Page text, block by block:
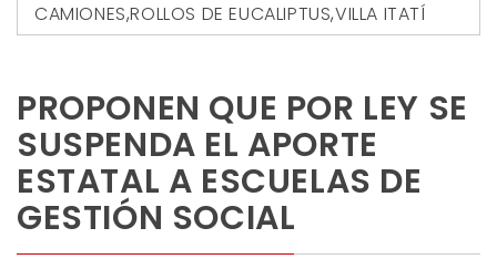
CAMIONES,ROLLOS DE EUCALIPTUS,VILLA ITATÍ
PROPONEN QUE POR LEY SE
SUSPENDA EL APORTE
ESTATAL A ESCUELAS DE
GESTIÓN SOCIAL